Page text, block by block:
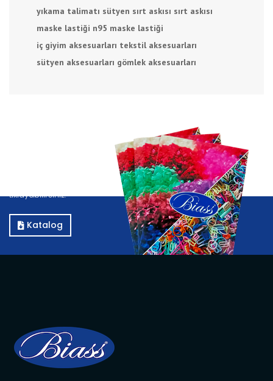
yıkama talimatı sütyen sırt askısı sırt askısı
maske lastiği n95 maske lastiği
iç giyim aksesuarları tekstil aksesuarları
sütyen aksesuarları gömlek aksesuarları
Kataloğumuzu görüntülemek için E-Katalog butonuna
tıklayabilirsiniz.
Katalog